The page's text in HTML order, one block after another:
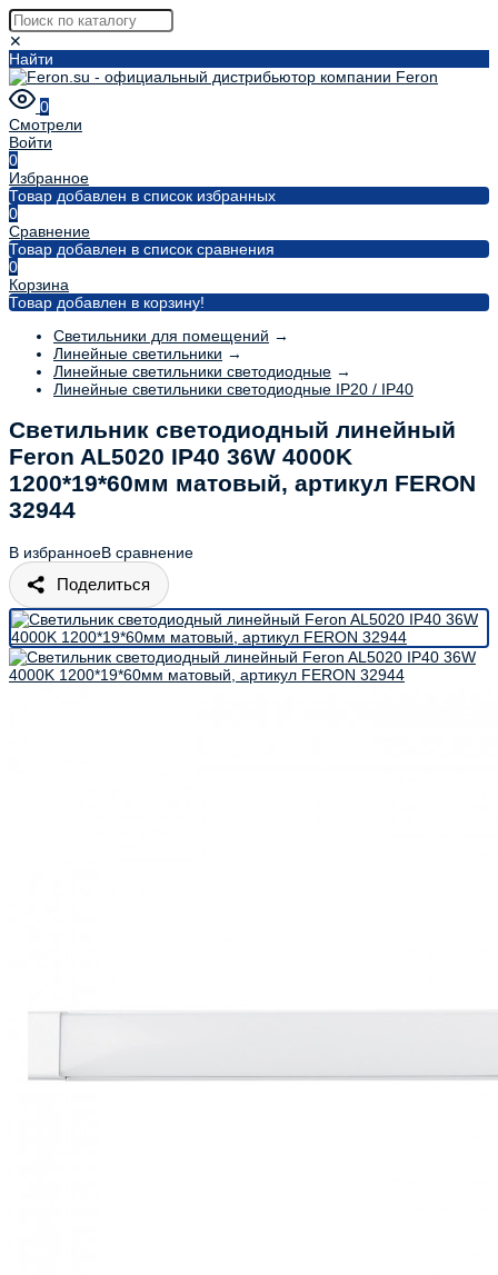
✕
Найти
0
Смотрели
Войти
0
Избранное
Товар добавлен в список избранных
0
Сравнение
Товар добавлен в список сравнения
0
Корзина
Товар добавлен в корзину!
Светильники для помещений →
Линейные светильники →
Линейные светильники светодиодные →
Линейные светильники светодиодные IP20 / IP40
Светильник светодиодный линейный
Feron AL5020 IP40 36W 4000K
1200*19*60мм матовый, артикул FERON
32944
В избранноеВ сравнение
Поделиться